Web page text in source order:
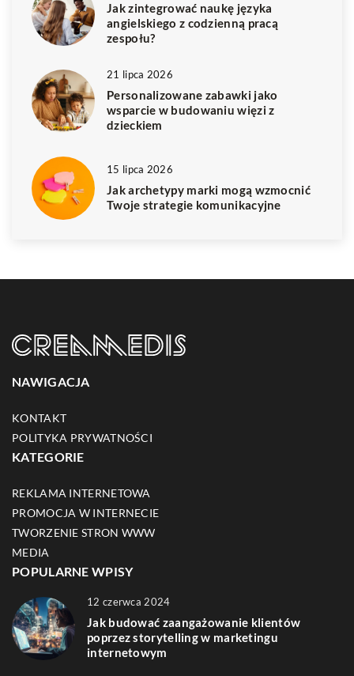
Jak zintegrować naukę języka
angielskiego z codzienną pracą
zespołu?
21 lipca 2026
Personalizowane zabawki jako
wsparcie w budowaniu więzi z
dzieckiem
15 lipca 2026
Jak archetypy marki mogą wzmocnić
Twoje strategie komunikacyjne
NAWIGACJA
KONTAKT
POLITYKA PRYWATNOŚCI
KATEGORIE
REKLAMA INTERNETOWA
PROMOCJA W INTERNECIE
TWORZENIE STRON WWW
MEDIA
POPULARNE WPISY
12 czerwca 2024
Jak budować zaangażowanie klientów
poprzez storytelling w marketingu
internetowym